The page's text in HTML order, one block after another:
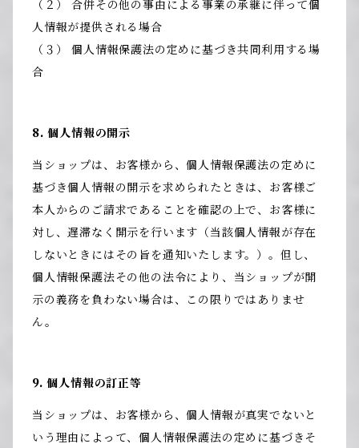
（２） 合併その他の事由による事業の承継に伴って個
人情報が提供される場合
（３） 個人情報保護法の定めに基づき共同利用する場
合
8. 個人情報の開示
当ショップは、お客様から、個人情報保護法の定めに
基づき個人情報の開示を求められたときは、お客様ご
本人からのご請求であることを確認の上で、お客様に
対し、遅滞なく開示を行います（当該個人情報が存在
しないときにはその旨を通知いたします。）。但し、
個人情報保護法その他の法令により、当ショップが開
示の義務を負わない場合は、この限りではありませ
ん。
9. 個人情報の訂正等
当ショップは、お客様から、個人情報が真実でないと
いう理由によって、個人情報保護法の定めに基づきそ